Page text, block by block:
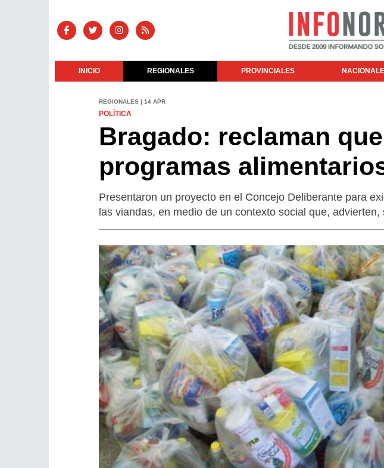
INICIO REGIONALES PROVINCIALES
REGIONALES | 14 APR
POLÍTICA
Bragado: reclaman
programas
Presentaron un proyecto en el Concejo Deliberante para
las viandas, en medio de un contexto social que, advierten,